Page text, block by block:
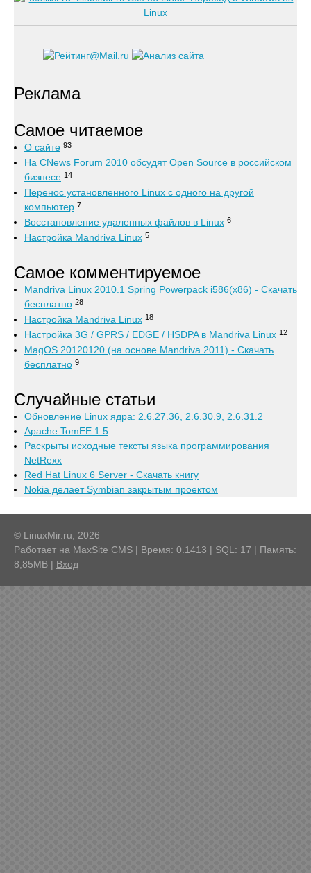
Реклама
Самое читаемое
О сайте 93
На CNews Forum 2010 обсудят Open Source в российском
бизнесе 14
Перенос установленного Linux с одного на другой
компьютер 7
Восстановление удаленных файлов в Linux 6
Настройка Mandriva Linux 5
Самое комментируемое
Mandriva Linux 2010.1 Spring Powerpack i586(x86) - Скачать
бесплатно 28
Настройка Mandriva Linux 18
Настройка 3G / GPRS / EDGE / HSDPA в Mandriva Linux 12
MagOS 20120120 (на основе Mandriva 2011) - Скачать
бесплатно 9
Случайные статьи
Обновление Linux ядра: 2.6.27.36, 2.6.30.9, 2.6.31.2
Apache TomEE 1.5
Раскрыты исходные тексты языка программирования
NetRexx
Red Hat Linux 6 Server - Скачать книгу
Nokia делает Symbian закрытым проектом
© LinuxMir.ru, 2026
Работает на MaxSite CMS | Время: 0.1413 | SQL: 17 | Память:
8,85MB | Вход